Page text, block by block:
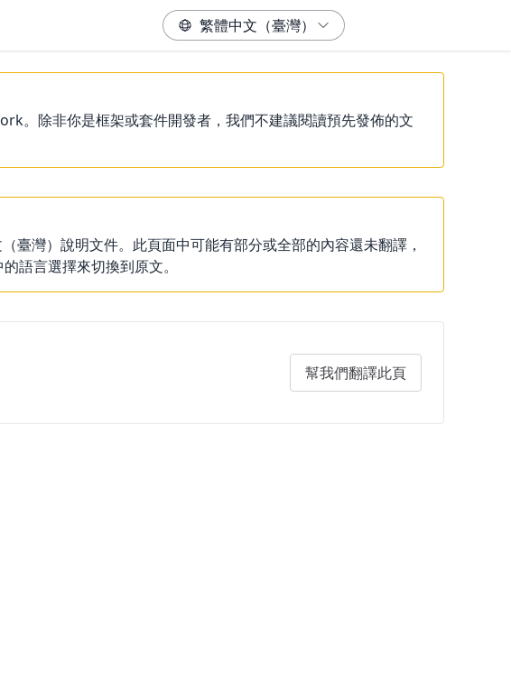
。除非你是框架或套件開發者，我們不建議閱讀預先發佈的文
臺灣）說明文件。此頁面中可能有部分或全部的內容還未翻譯，
語言選擇來切換到原文。
幫我們翻譯此頁